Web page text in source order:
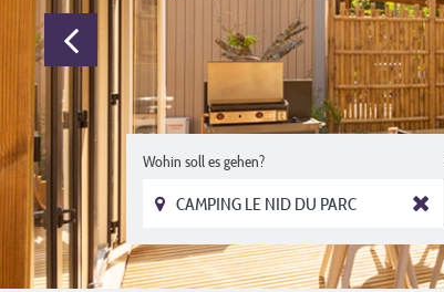
Wohin soll es gehen?